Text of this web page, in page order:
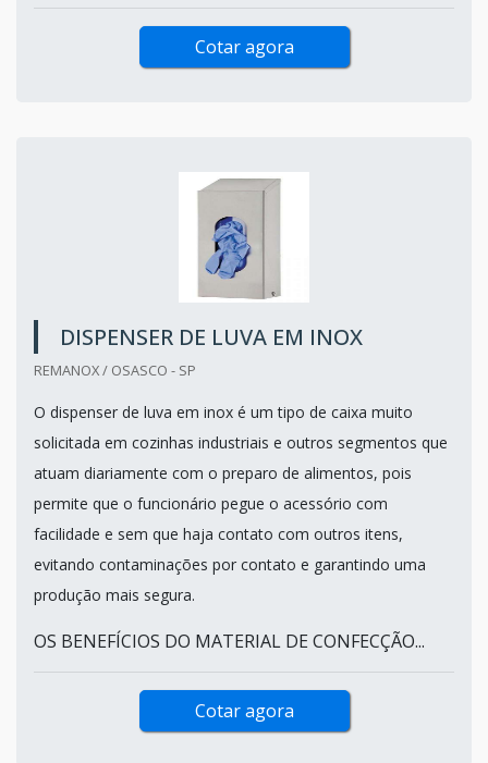
Cotar agora
DISPENSER DE LUVA EM INOX
REMANOX / OSASCO - SP
O dispenser de luva em inox é um tipo de caixa muito
solicitada em cozinhas industriais e outros segmentos que
atuam diariamente com o preparo de alimentos, pois
permite que o funcionário pegue o acessório com
facilidade e sem que haja contato com outros itens,
evitando contaminações por contato e garantindo uma
produção mais segura.
OS BENEFÍCIOS DO MATERIAL DE CONFECÇÃO...
Cotar agora